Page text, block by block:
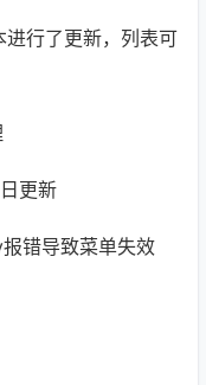
进行了更新，列表可
更新
错导致菜单失效